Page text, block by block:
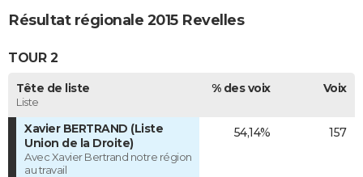
Résultat régionale 2015 Revelles
TOUR 2
Tête de liste
Liste
% des voix Voix
Xavier BERTRAND (Liste
Union de la Droite)
Avec Xavier Bertrand notre région
au travail
54,14% 157